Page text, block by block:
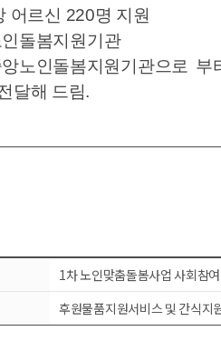
어르신 220명 지원
돌봄지원기관
노인돌봄지원기관으로
달해 드림.
1차 노인맞춤돌봄사업 사회참
후원물품지원서비스 및 간식지